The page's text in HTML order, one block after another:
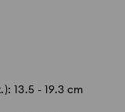
13.5 - 19.3 cm
spätestens
nach
Material, das
gemäß den
ist. Um Ihr